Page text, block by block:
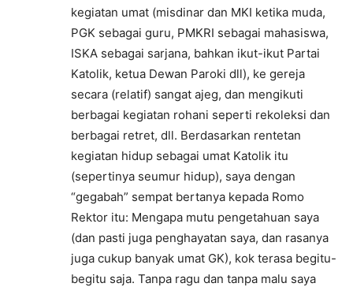
kegiatan umat (misdinar dan MKI ketika muda,
PGK sebagai guru, PMKRI sebagai mahasiswa,
ISKA sebagai sarjana, bahkan ikut-ikut Partai
Katolik, ketua Dewan Paroki dll), ke gereja
secara (relatif) sangat ajeg, dan mengikuti
berbagai kegiatan rohani seperti rekoleksi dan
berbagai retret, dll. Berdasarkan rentetan
kegiatan hidup sebagai umat Katolik itu
(sepertinya seumur hidup), saya dengan
“gegabah” sempat bertanya kepada Romo
Rektor itu: Mengapa mutu pengetahuan saya
(dan pasti juga penghayatan saya, dan rasanya
juga cukup banyak umat GK), kok terasa begitu-
begitu saja. Tanpa ragu dan tanpa malu saya